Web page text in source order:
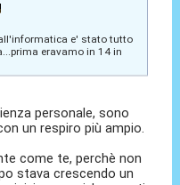
e' stato tutto
eravamo in 14 in
personale, sono
un respiro più ampio.
come te, perchè non
stava crescendo un